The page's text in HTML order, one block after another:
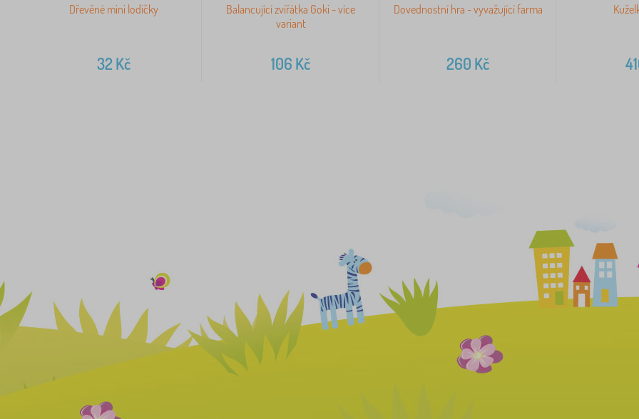
Dřevěné mini lodičky
32 Kč
Balancující zvířátka Goki - více
variant
106 Kč
Dovednostní hra - vyvažující farma
260 Kč